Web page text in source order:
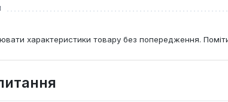
характеристики товару без попередження.